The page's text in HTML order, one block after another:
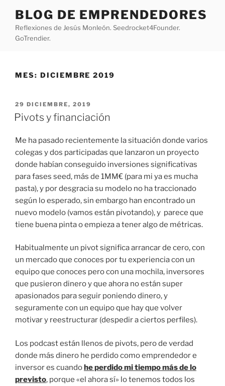
contenido
BLOG DE EMPRENDEDORES
Reflexiones de Jesús Monleón. Seedrocket4Founder.
GoTrendier.
MES: DICIEMBRE 2019
PUBLICADO
EL
29 DICIEMBRE, 2019
Pivots y financiación
Me ha pasado recientemente la situación donde varios
colegas y dos participadas que lanzaron un proyecto
donde habían conseguido inversiones significativas
para fases seed, más de 1MM€ (para mi ya es mucha
pasta), y por desgracia su modelo no ha traccionado
según lo esperado, sin embargo han encontrado un
nuevo modelo (vamos están pivotando), y parece que
tiene buena pinta o empieza a tener algo de métricas.
Habitualmente un pivot significa arrancar de cero, con
un mercado que conoces por tu experiencia con un
equipo que conoces pero con una mochila, inversores
que pusieron dinero y que ahora no están super
apasionados para seguir poniendo dinero, y
seguramente con un equipo que hay que volver
motivar y reestructurar (despedir a ciertos perfiles).
Los podcast están llenos de pivots, pero de verdad
donde más dinero he perdido como emprendedor e
inversor es cuandohe perdido mi tiempo más de lo
previsto, porque «el ahora sí» lo tenemos todos los